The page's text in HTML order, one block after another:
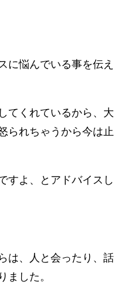
に悩んでいる事を伝え
てくれているから、大
られちゃうから今は止
すよ、とアドバイスし
は、人と会ったり、話
ました。